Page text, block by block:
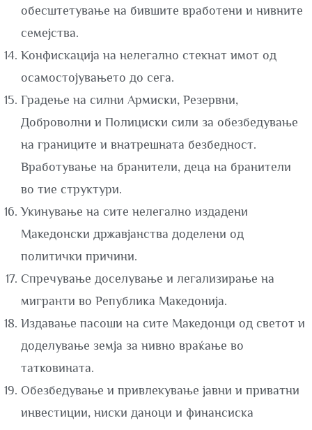
обесштетување на бившите вработени и нивните
семејства.
Конфискација на нелегално стекнат имот од
осамостојувањето до сега.
Градење на силни Армиски, Резервни,
Доброволни и Полициски сили за обезбедување
на границите и внатрешната безбедност.
Вработување на бранители, деца на бранители
во тие структури.
Укинување на сите нелегално издадени
Македонски државјанства доделени од
политички причини.
Спречување доселување и легализирање на
мигранти во Република Македонија.
Издавање пасоши на сите Македонци од светот и
доделување земја за нивно враќање во
татковината.
Обезбедување и привлекување јавни и приватни
инвестиции, ниски даноци и финансиска